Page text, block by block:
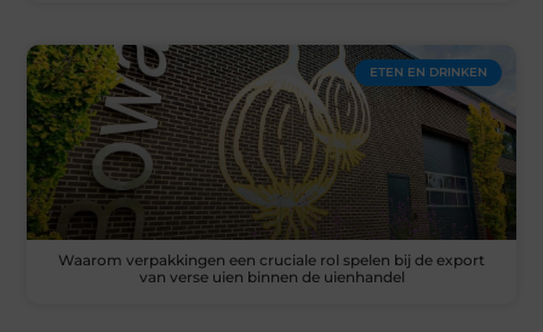
ETEN EN DRINKEN
Waarom verpakkingen een cruciale rol spelen bij de export
van verse uien binnen de uienhandel